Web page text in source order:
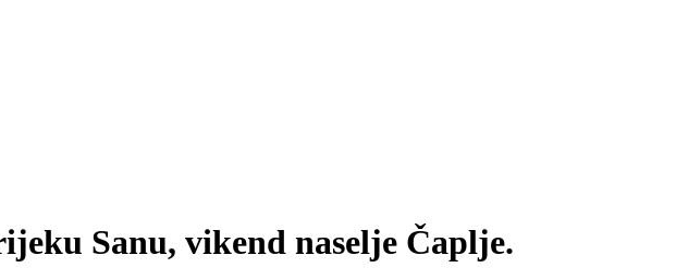
Sanu, vikend naselje Čaplje.